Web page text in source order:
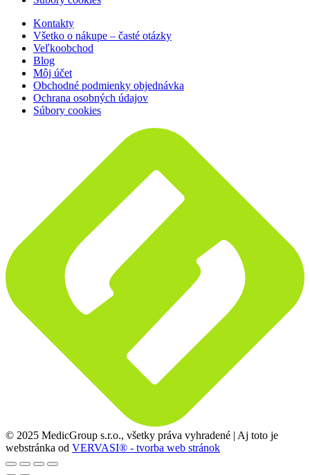
Kontakty
Všetko o nákupe – časté otázky
Veľkoobchod
Blog
Môj účet
Obchodné podmienky objednávka
Ochrana osobných údajov
Súbory cookies
© 2025 MedicGroup s.r.o., všetky práva vyhradené | Aj toto je
webstránka od VERVASI® - tvorba web stránok